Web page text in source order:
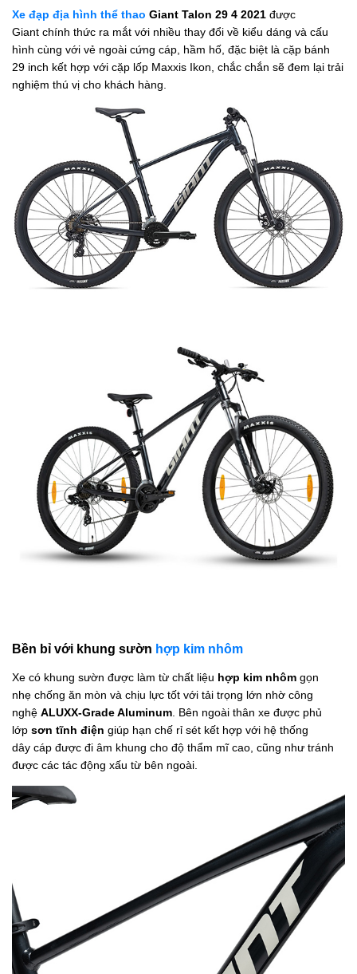
Xe đạp địa hình thể thao Giant Talon 29 4 2021 được
Giant chính thức ra mắt với nhiều thay đổi về kiểu dáng và cấu
hình cùng với vẻ ngoài cứng cáp, hầm hố, đặc biệt là cặp bánh
29 inch kết hợp với cặp lốp Maxxis Ikon, chắc chắn sẽ đem lại trải
nghiệm thú vị cho khách hàng.
Bền bỉ với khung sườn hợp kim nhôm
Xe có khung sườn được làm từ chất liệu hợp kim nhôm gọn
nhẹ chống ăn mòn và chịu lực tốt với tải trọng lớn nhờ công
nghệ ALUXX-Grade Aluminum. Bên ngoài thân xe được phủ
lớp sơn tĩnh điện giúp hạn chế rỉ sét kết hợp với hệ thống
dây cáp được đi âm khung cho độ thẩm mĩ cao, cũng như tránh
được các tác động xấu từ bên ngoài.